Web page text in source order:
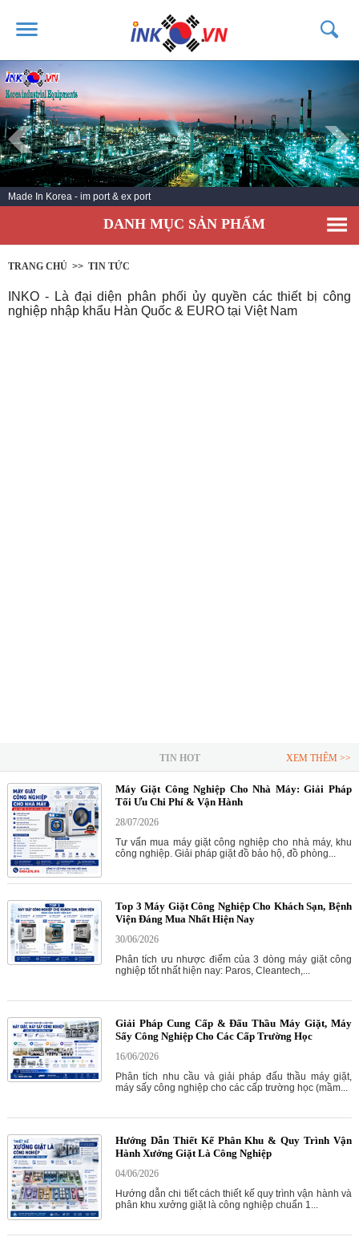
TRANG CHỦ
GIỚI THIỆU
SẢN PHẨM
DỊCH VỤ
TIN TỨC
KHÁCH HÀNG
Made In Korea - im port & ex port
DANH MỤC SẢN PHẨM
TRANG CHỦ >> TIN TỨC
INKO - Là đại diện phân phối ủy quyền các thiết bị công
nghiệp nhập khẩu Hàn Quốc & EURO tại Việt Nam
TIN HOT XEM THÊM >>
Máy Giặt Công Nghiệp Cho Nhà Máy: Giải Pháp
Tối Ưu Chi Phí & Vận Hành
28/07/2026
Tư vấn mua máy giặt công nghiệp cho nhà máy, khu
công nghiệp. Giải pháp giặt đồ bảo hộ, đồ phòng...
Top 3 Máy Giặt Công Nghiệp Cho Khách Sạn, Bệnh
Viện Đáng Mua Nhất Hiện Nay
30/06/2026
Phân tích ưu nhược điểm của 3 dòng máy giặt công
nghiệp tốt nhất hiện nay: Paros, Cleantech,...
Giải Pháp Cung Cấp & Đấu Thầu Máy Giặt, Máy
Sấy Công Nghiệp Cho Các Cấp Trường Học
16/06/2026
Phân tích nhu cầu và giải pháp đấu thầu máy giặt,
máy sấy công nghiệp cho các cấp trường học (mầm...
Hướng Dẫn Thiết Kế Phân Khu & Quy Trình Vận
Hành Xưởng Giặt Là Công Nghiệp
04/06/2026
Hướng dẫn chi tiết cách thiết kế quy trình vận hành và
phân khu xưởng giặt là công nghiệp chuẩn 1...